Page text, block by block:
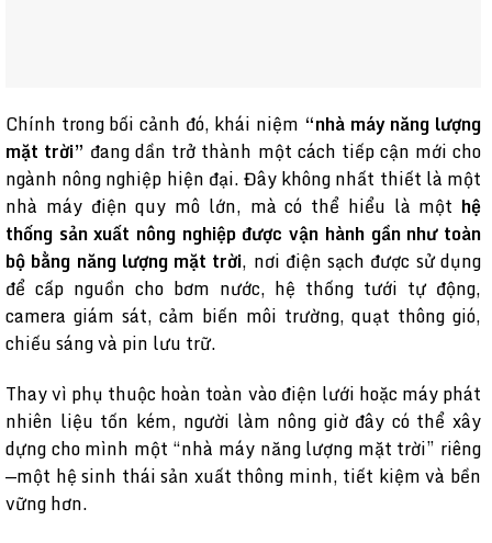
Chính trong bối cảnh đó, khái niệm “nhà máy năng lượng
mặt trời” đang dần trở thành một cách tiếp cận mới cho
ngành nông nghiệp hiện đại. Đây không nhất thiết là một
nhà máy điện quy mô lớn, mà có thể hiểu là một hệ
thống sản xuất nông nghiệp được vận hành gần như toàn
bộ bằng năng lượng mặt trời, nơi điện sạch được sử dụng
để cấp nguồn cho bơm nước, hệ thống tưới tự động,
camera giám sát, cảm biến môi trường, quạt thông gió,
chiếu sáng và pin lưu trữ.
Thay vì phụ thuộc hoàn toàn vào điện lưới hoặc máy phát
nhiên liệu tốn kém, người làm nông giờ đây có thể xây
dựng cho mình một “nhà máy năng lượng mặt trời” riêng
—một hệ sinh thái sản xuất thông minh, tiết kiệm và bền
vững hơn.